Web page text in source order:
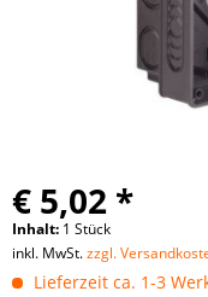
€ 5,02 *
Inhalt: 1 Stück
inkl. MwSt.zzgl.
Lieferzeit ca. 1-3